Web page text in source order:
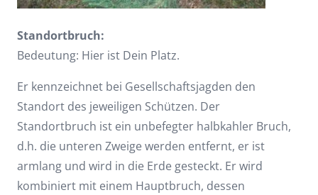
Standortbruch:
Bedeutung: Hier ist Dein Platz.
Er kennzeichnet bei Gesellschaftsjagden den
Standort des jeweiligen Schützen. Der
Standortbruch ist ein unbefegter halbkahler Bruch,
d.h. die unteren Zweige werden entfernt, er ist
armlang und wird in die Erde gesteckt. Er wird
kombiniert mit einem Hauptbruch, dessen